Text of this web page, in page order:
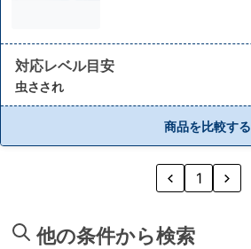
対応レベル目安
虫さされ
商品を比較する
1
他の条件から検索